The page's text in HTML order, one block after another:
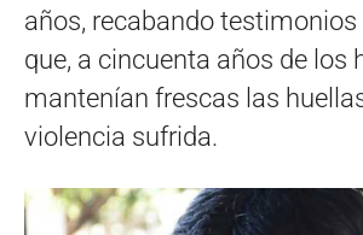
años, recabando testimonios
que, a cincuenta años de los
mantenían frescas las
violencia sufrida.